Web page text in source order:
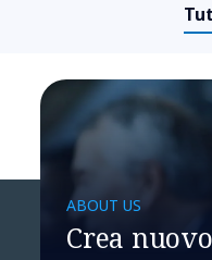
NTT DATA
Outlook
assicurativo
mentre i
ABOUT US
Crea